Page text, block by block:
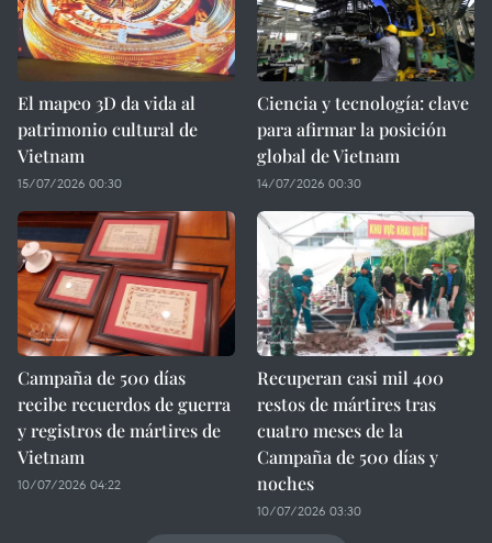
El mapeo 3D da vida al
patrimonio cultural de
Vietnam
15/07/2026 00:30
Ciencia y tecnología: clave
para afirmar la posición
global de Vietnam
14/07/2026 00:30
Campaña de 500 días
recibe recuerdos de guerra
y registros de mártires de
Vietnam
10/07/2026 04:22
Recuperan casi mil 400
restos de mártires tras
cuatro meses de la
Campaña de 500 días y
noches
10/07/2026 03:30